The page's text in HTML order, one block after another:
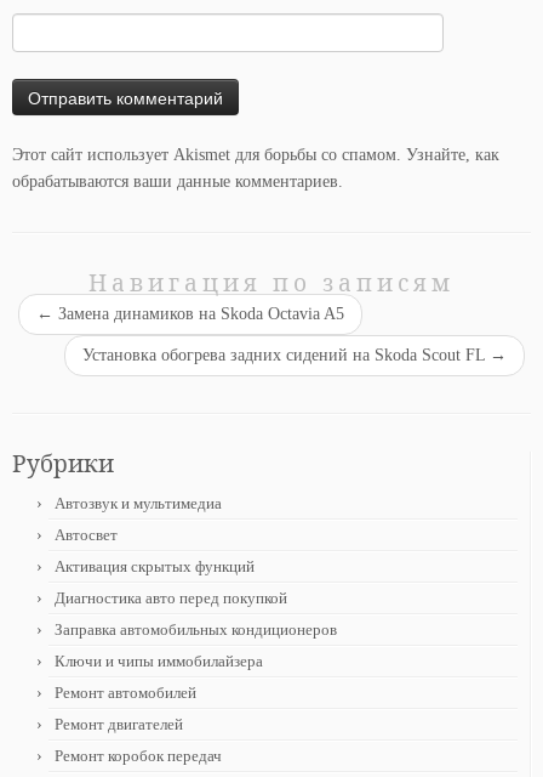
Этот сайт использует Akismet для борьбы со спамом. Узнайте, как
обрабатываются ваши данные комментариев.
Навигация по записям
← Замена динамиков на Skoda Octavia A5
Установка обогрева задних сидений на Skoda Scout FL →
Рубрики
Автозвук и мультимедиа
Автосвет
Активация скрытых функций
Диагностика авто перед покупкой
Заправка автомобильных кондиционеров
Ключи и чипы иммобилайзера
Ремонт автомобилей
Ремонт двигателей
Ремонт коробок передач